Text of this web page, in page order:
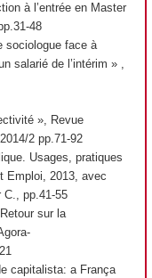
à l’entrée en Master
48
sociologue face à
salarié de l’intérim » ,
», Revue
2 pp.71-92
Usages, pratiques
Emploi, 2013, avec
C., pp.41-55
sur la
capitalista: a França